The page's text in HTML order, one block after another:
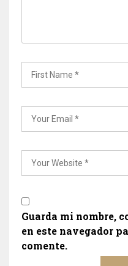
Guarda mi nombre,
en este navegador
comente.